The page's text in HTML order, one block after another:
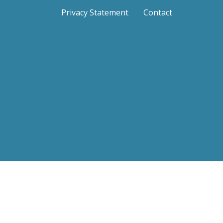
Privacy Statement Contact